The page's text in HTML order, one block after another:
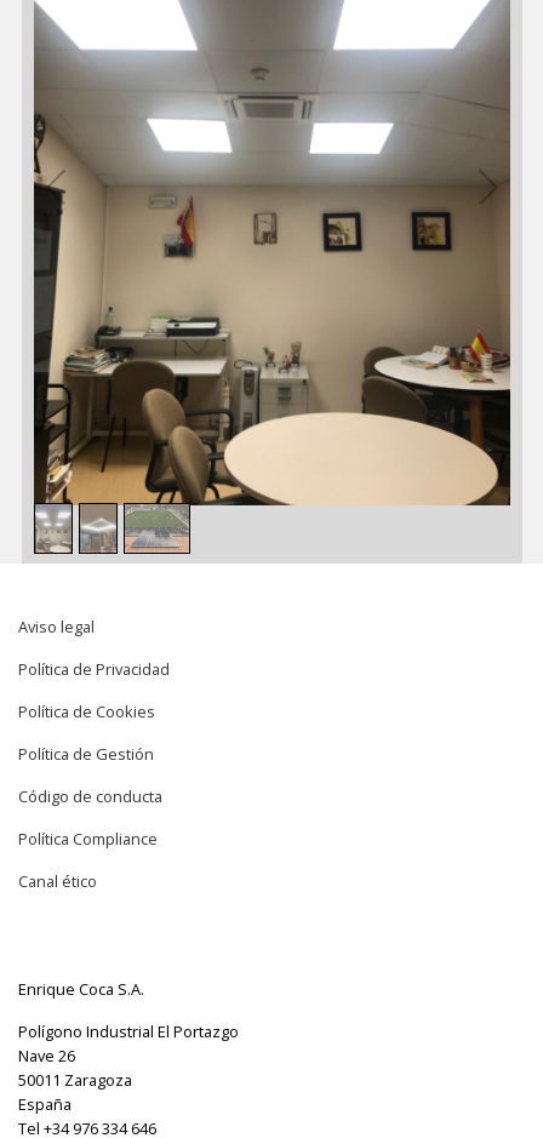
1/3
Aviso legal
Política de Privacidad
Política de Cookies
Política de Gestión
Código de conducta
Política Compliance
Canal ético
Enrique Coca S.A.
Polígono Industrial El Portazgo
Nave 26
50011 Zaragoza
España
Tel +34 976 334 646